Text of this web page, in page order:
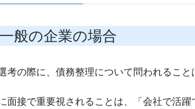
の企業の場合
考の際に、債務整理について問われること
面接で重要視されることは、「会社で活躍